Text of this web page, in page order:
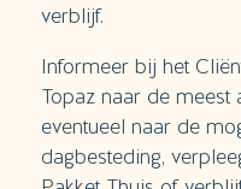
verblijf.
Informeer bij het
Topaz naar de meest
eventueel naar de
dagbesteding,